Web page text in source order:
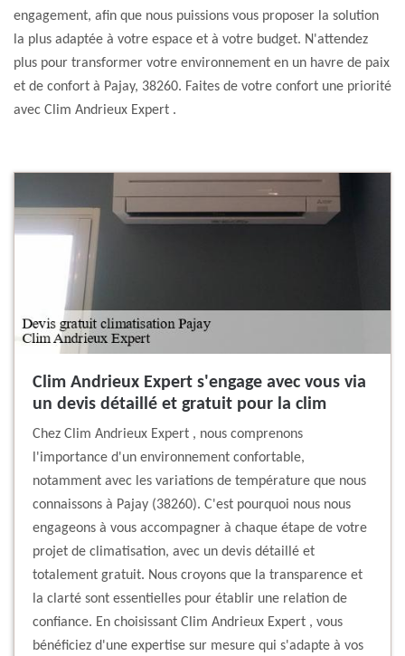
engagement, afin que nous puissions vous proposer la solution
la plus adaptée à votre espace et à votre budget. N'attendez
plus pour transformer votre environnement en un havre de paix
et de confort à Pajay, 38260. Faites de votre confort une priorité
avec Clim Andrieux Expert .
Clim Andrieux Expert s'engage avec vous via
un devis détaillé et gratuit pour la clim
Chez Clim Andrieux Expert , nous comprenons
l'importance d'un environnement confortable,
notamment avec les variations de température que nous
connaissons à Pajay (38260). C'est pourquoi nous nous
engageons à vous accompagner à chaque étape de votre
projet de climatisation, avec un devis détaillé et
totalement gratuit. Nous croyons que la transparence et
la clarté sont essentielles pour établir une relation de
confiance. En choisissant Clim Andrieux Expert , vous
bénéficiez d'une expertise sur mesure qui s'adapte à vos